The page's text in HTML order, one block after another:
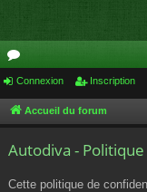
or
u
Connexion Inscription
Accueil du forum
Autodiva -
Cette politique de